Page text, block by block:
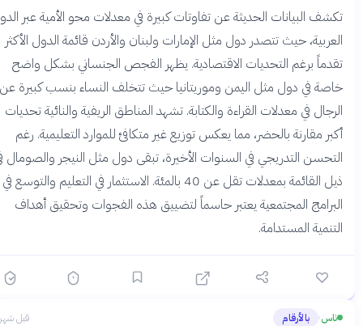
البيانات الحديثة عن تفاوتات كبيرة في معدلات محو الأمية عبر الدول
حيث تتصدر دول مثل الإمارات ولبنان والأردن قائمة الدول الأكثر
برغم التحديات الاقتصادية. يظهر الفجص الجنساني بشكل واضح
في دول مثل اليمن وموريتانيا حيث تتخلف النساء بنسب كبيرة عن
في معدلات القراءة والكتابة. تشهد المناطق الريفية والنائية تحديات
مقارنة بالحضر، مما يعكس توزيع غير متكافئ للموارد التعليمية. رغم
التدريجي في السنوات الأخيرة، تبقى دول مثل النيجر والصومال في
ذيل القائمة بمعدلات تقل عن 40 بالمئة. الاستثمار في التعليم والتوسع في
المجتمعية يعتبر حاسماً لتضييق هذه الفجوات وتحقيق أهداف
المستدامة.
› بالأرقام قبل شهرين